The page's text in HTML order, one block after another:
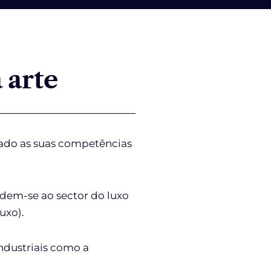
arte
as suas competências
se ao sector do luxo
como a